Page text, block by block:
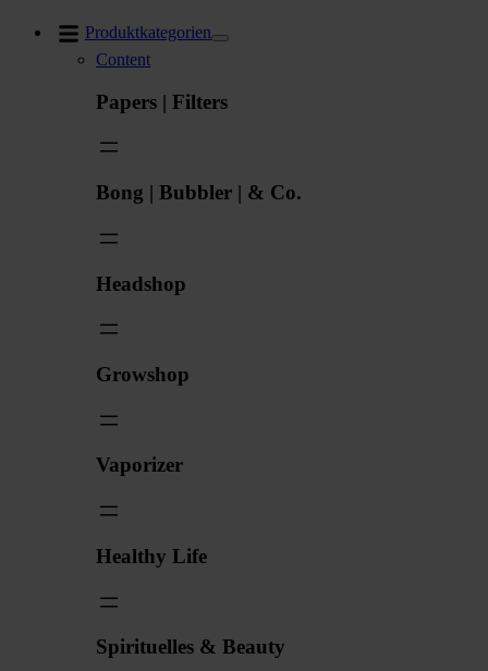
Produktkategorien
Content
Papers | Filters
Bong | Bubbler | & Co.
Headshop
Growshop
Vaporizer
Healthy Life
Spirituelles & Beauty